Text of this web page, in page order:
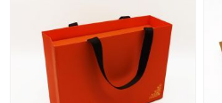
运输：全球发货，售后无忧